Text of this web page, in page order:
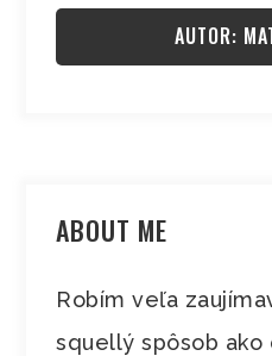
AUTOR:
ABOUT ME
Robím veľa
squellý spôsob ako